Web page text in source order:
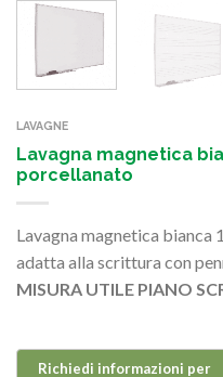
LAVAGNE
Lavagna magnetica
porcellanato
Lavagna magnetica
adatta alla scrittura con
MISURA UTILE PIANO